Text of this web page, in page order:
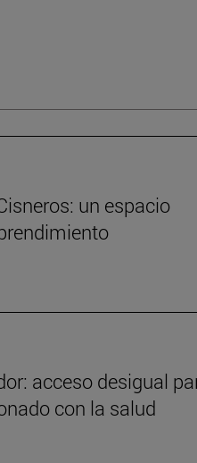
un espacio
acceso desigual
con la salud